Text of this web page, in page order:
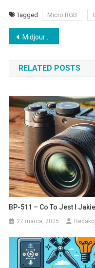
Tagged Micro RGB
Nawigacja
wpisu
Midjourney – co to, jak używać, ile kosztuje, czy istnieje wersja free?
RELATED POSTS
BP-511 – Co To Jest I
27 marca, 2025